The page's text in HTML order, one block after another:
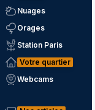
Nuages
Orages
Station Paris
Votre quartier
Webcams